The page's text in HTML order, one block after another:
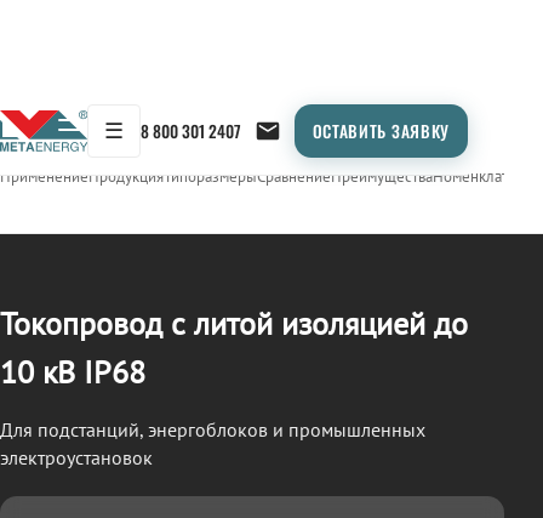
☰ 8 800 301 2407 ОСТАВИТЬ ЗАЯВКУ
← Продукция/ТОКОПРОВОД
ПрименениеПродукцияТипоразмерыСравнениеПреимуществаНоменклатура
Токопровод с литой изоляцией до
10 кВ IP68
Для подстанций, энергоблоков и промышленных
электроустановок